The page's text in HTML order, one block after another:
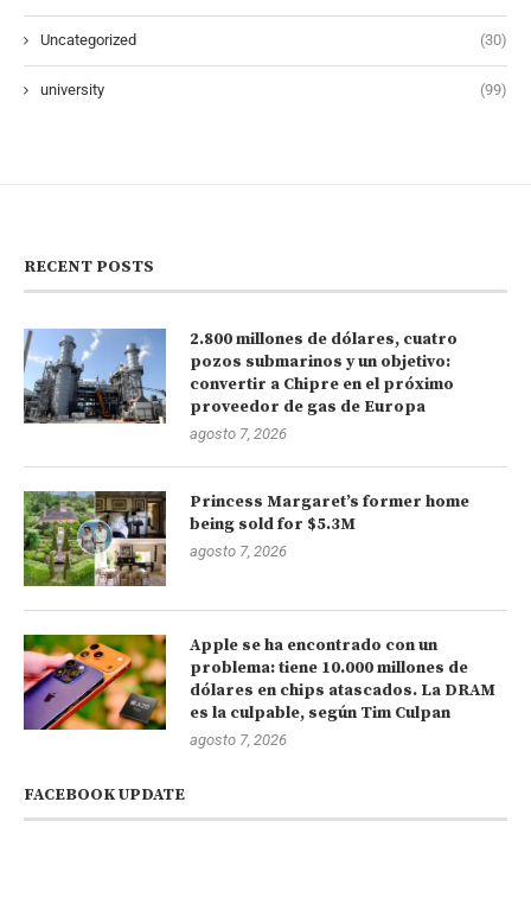
Uncategorized (30)
university (99)
RECENT POSTS
2.800 millones de dólares, cuatro
pozos submarinos y un objetivo:
convertir a Chipre en el próximo
proveedor de gas de Europa
agosto 7, 2026
Princess Margaret’s former home
being sold for $5.3M
agosto 7, 2026
Apple se ha encontrado con un
problema: tiene 10.000 millones de
dólares en chips atascados. La DRAM
es la culpable, según Tim Culpan
agosto 7, 2026
FACEBOOK UPDATE